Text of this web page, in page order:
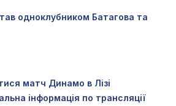
одноклубником Батагова та
матч Динамо в Лізі
інформація по трансляції